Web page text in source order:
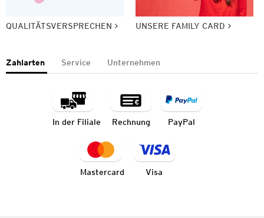
QUALITÄTSVERSPRECHEN UNSERE FAMILY CARD
Zahlarten Service Unternehmen
In der Filiale Rechnung PayPal
Mastercard Visa